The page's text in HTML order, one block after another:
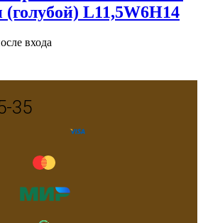
(голубой) L11,5W6H14
входа
35